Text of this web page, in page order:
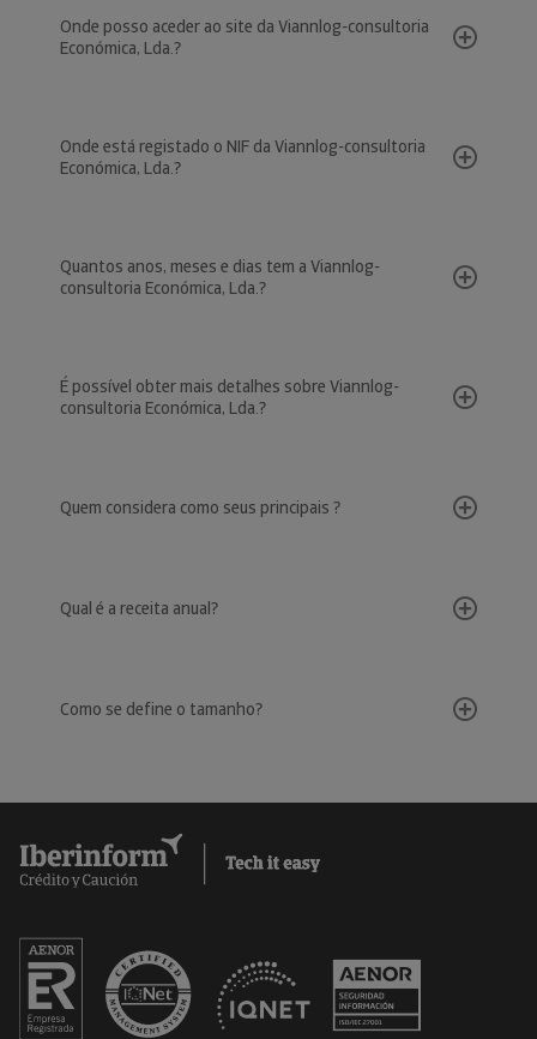
Onde posso aceder ao site da Viannlog-consultoria
Económica, Lda.?
Onde está registado o NIF da Viannlog-consultoria
Económica, Lda.?
Quantos anos, meses e dias tem a Viannlog-
consultoria Económica, Lda.?
É possível obter mais detalhes sobre Viannlog-
consultoria Económica, Lda.?
Quem considera como seus principais ?
Qual é a receita anual?
Como se define o tamanho?